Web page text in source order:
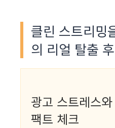
클린 스트리밍
의 리얼 탈출
광고 스트레스
팩트 체크